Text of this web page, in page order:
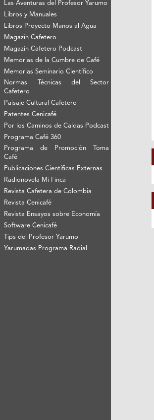
Las Aventuras del Profesor Yarumo
Libros y Manuales
Libros Proyecto Manos al Agua
Magazín Cafetero
Magazín Cafetero Podcast
Memorias de la Cumbre de Café
Memorias Seminario Científico
Normas Técnicas del Sector
Cafetero
Paisaje Cultural Cafetero
Patentes Cenicafé
Por los Caminos de Caldas Podcast
Programa Café 360
Programa de Promoción Toma
Café
Publicaciones Científicas Externas
Radionovela Mi Finca
Revista Cafetera de Colombia
Revista Cenicafé
Revista Ensayos sobre Economía
Software Cenicafé
Tips del Profesor Yarumo
Yarumadas Programa Radial